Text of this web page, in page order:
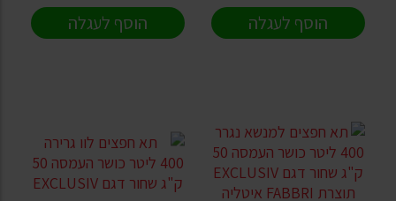
הוסף לעגלה
הוסף לעגלה